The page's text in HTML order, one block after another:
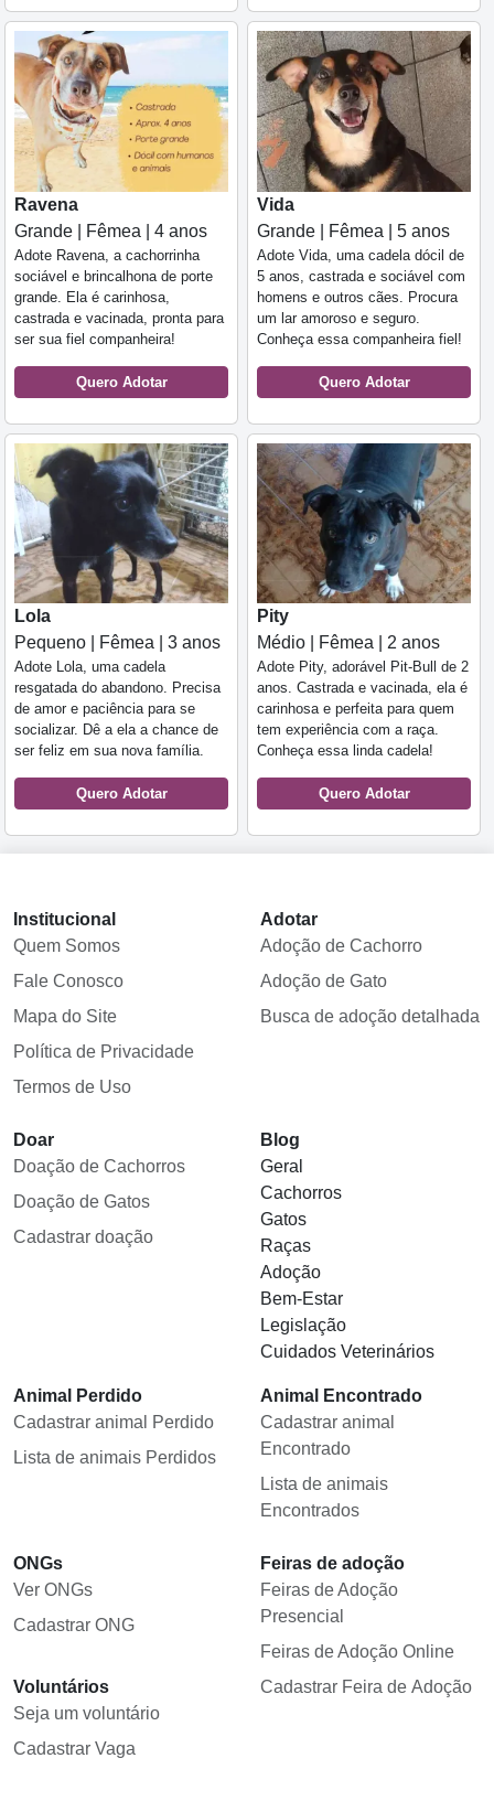
Ravena
Grande | Fêmea | 4 anos
Adote Ravena, a cachorrinha
sociável e brincalhona de porte
grande. Ela é carinhosa,
castrada e vacinada, pronta para
ser sua fiel companheira!
Quero Adotar
Vida
Grande | Fêmea | 5 anos
Adote Vida, uma cadela dócil de
5 anos, castrada e sociável com
homens e outros cães. Procura
um lar amoroso e seguro.
Conheça essa companheira fiel!
Quero Adotar
Lola
Pequeno | Fêmea | 3 anos
Adote Lola, uma cadela
resgatada do abandono. Precisa
de amor e paciência para se
socializar. Dê a ela a chance de
ser feliz em sua nova família.
Quero Adotar
Pity
Médio | Fêmea | 2 anos
Adote Pity, adorável Pit-Bull de 2
anos. Castrada e vacinada, ela é
carinhosa e perfeita para quem
tem experiência com a raça.
Conheça essa linda cadela!
Quero Adotar
Institucional
Quem Somos
Fale Conosco
Mapa do Site
Política de Privacidade
Termos de Uso
Adotar
Adoção de Cachorro
Adoção de Gato
Busca de adoção detalhada
Doar
Doação de Cachorros
Doação de Gatos
Cadastrar doação
Blog
Geral
Cachorros
Gatos
Raças
Adoção
Bem-Estar
Legislação
Cuidados Veterinários
Animal Perdido
Cadastrar animal Perdido
Lista de animais Perdidos
Animal Encontrado
Cadastrar animal
Encontrado
Lista de animais
Encontrados
ONGs
Ver ONGs
Cadastrar ONG
Voluntários
Seja um voluntário
Cadastrar Vaga
Feiras de adoção
Feiras de Adoção
Presencial
Feiras de Adoção Online
Cadastrar Feira de Adoção